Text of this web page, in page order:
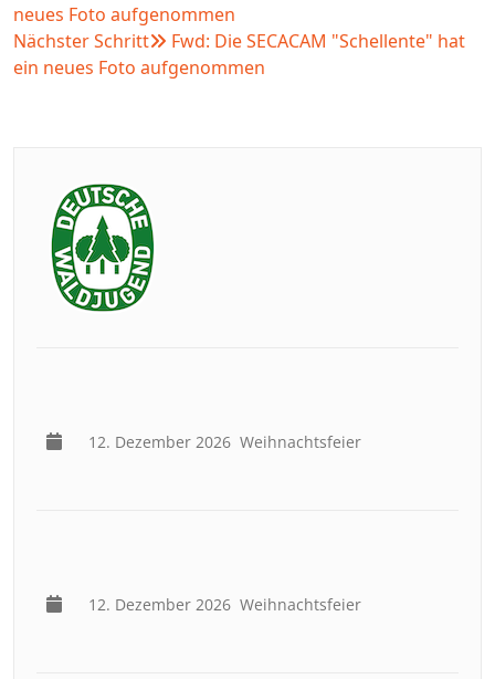
neues Foto aufgenommen
Nächster Schritt
Fwd: Die SECACAM "Schellente" hat
ein neues Foto aufgenommen
12. Dezember 2026 Weihnachtsfeier
12. Dezember 2026 Weihnachtsfeier